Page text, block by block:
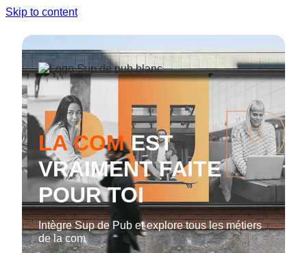
Skip to content
LA COMEST
VRAIMENT FAITE
POUR TOI
Intègre Sup de Pub et explore tous les métiers
de la com